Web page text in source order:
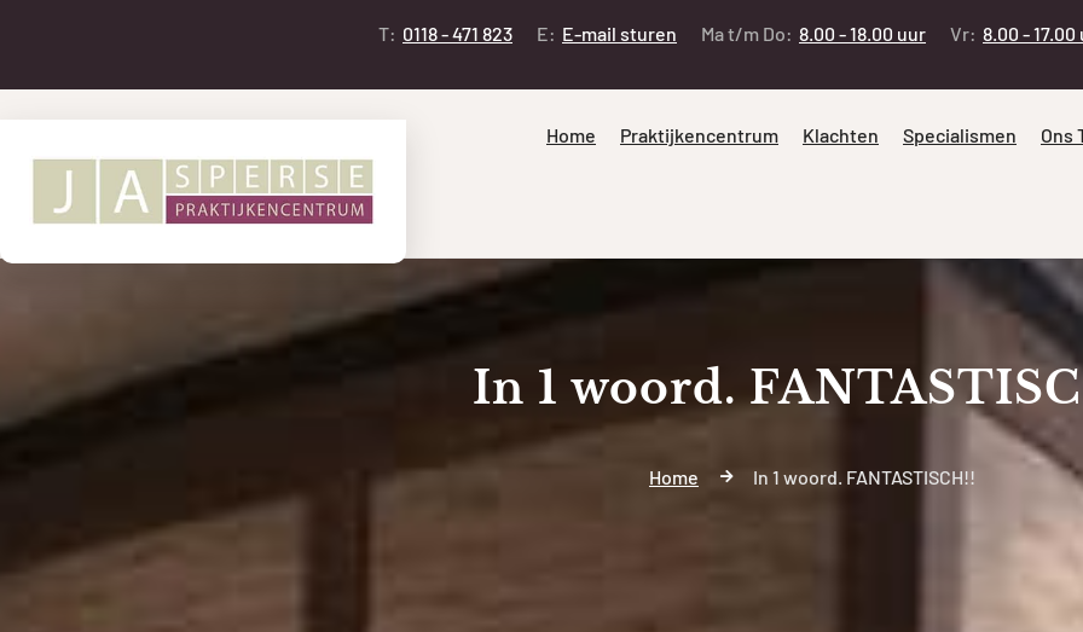
T: 0118 - 471 823 E: E-mail sturen Ma t/m Do: 8.00 - 18.00 uur Vr: 8.00 - 17.00
Home Praktijkencentrum Klachten Specialismen Ons
In 1 woord.
Home In 1 woord. FANTASTISCH!!